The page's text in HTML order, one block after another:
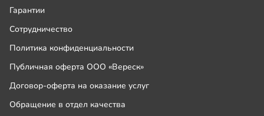
Гарантии
Сотрудничество
Политика конфиденциальности
Публичная оферта ООО «Вереск»
Договор-оферта на оказание услуг
Обращение в отдел качества